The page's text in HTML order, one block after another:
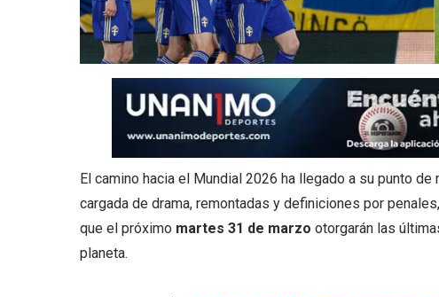
El camino hacia el Mundial 2026 ha llegado a su punto
cargada de drama, remontadas y definiciones por
que el próximo martes 31 de marzo otorgarán las
planeta.